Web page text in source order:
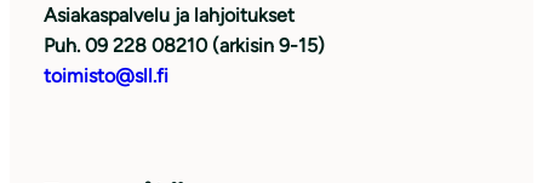
Asiakaspalvelu ja lahjoitukset
Puh. 09 228 08210 (arkisin 9-15)
toimisto@sll.fi